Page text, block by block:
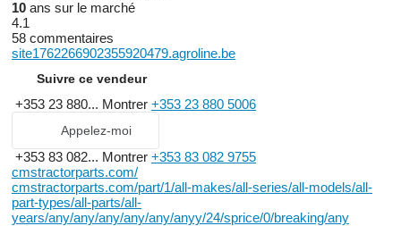
10 ans sur le marché
4.1
58 commentaires
site1762266902355920479.agroline.be
Suivre ce vendeur
+353 23 880... Montrer +353 23 880 5006
Appelez-moi
+353 83 082... Montrer +353 83 082 9755
cmstractorparts.com/
cmstractorparts.com/part/1/all-makes/all-series/all-models/all-
part-types/all-parts/all-
years/any/any/any/any/any/anyy/24/sprice/0/breaking/any